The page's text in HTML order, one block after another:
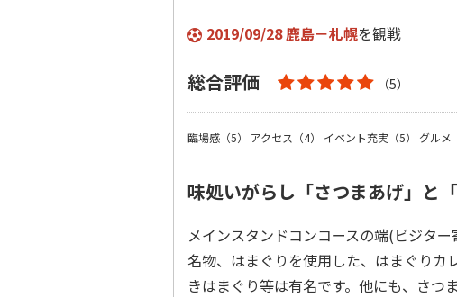
2019/09/28 鹿島－札幌を観戦
総合評価 （5）
臨場感（5） アクセス（4） イベント充実（5） グルメ
味処いがらし「さつまあげ」と「
メインスタンドコンコースの端(ビジタ
名物、はまぐりを使用した、はまぐりカ
きはまぐり等は有名です。他にも、さつ